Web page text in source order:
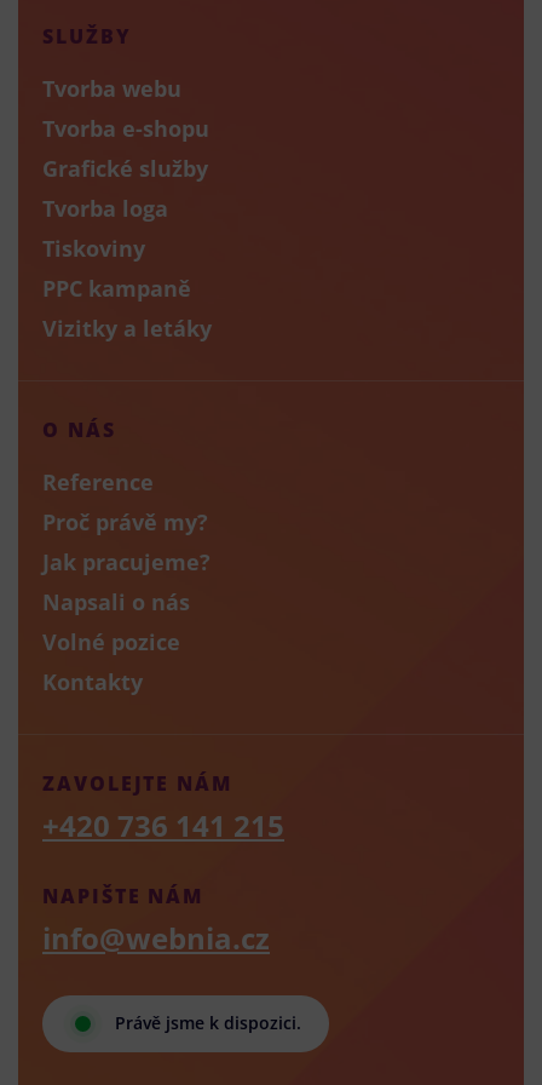
SLUŽBY
Tvorba webu
Tvorba e-shopu
Grafické služby
Tvorba loga
Tiskoviny
PPC kampaně
Vizitky a letáky
O NÁS
Reference
Proč právě my?
Jak pracujeme?
Napsali o nás
Volné pozice
Kontakty
Právě jsme k dispozici.
NAPIŠTE NÁM
info@webnia.cz
ZAVOLEJTE NÁM
+420 736 141 215